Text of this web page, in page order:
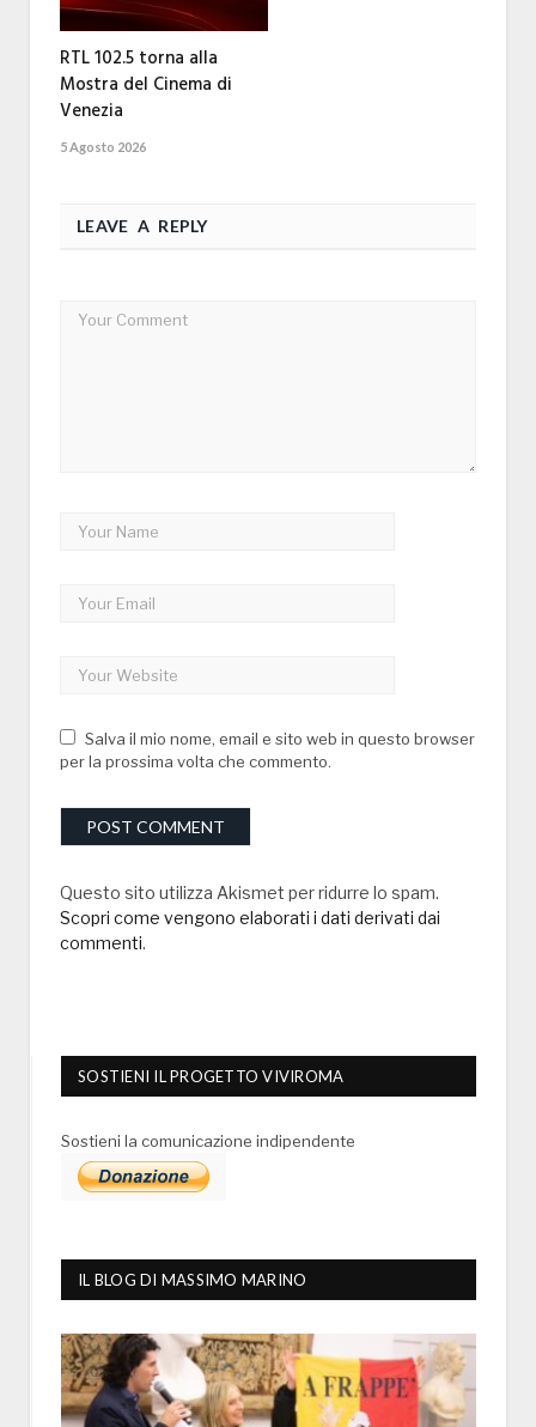
RTL 102.5 torna alla
Mostra del Cinema di
Venezia
5 Agosto 2026
LEAVE A REPLY
Salva il mio nome, email e sito web in questo browser
per la prossima volta che commento.
Questo sito utilizza Akismet per ridurre lo spam.
Scopri come vengono elaborati i dati derivati dai
commenti.
SOSTIENI IL PROGETTO VIVIROMA
Sostieni la comunicazione indipendente
IL BLOG DI MASSIMO MARINO